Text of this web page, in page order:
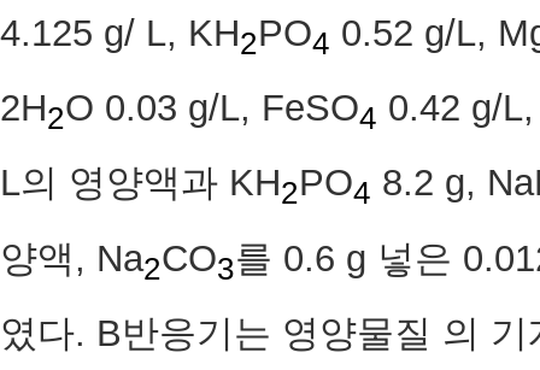
4.125 g/ L, KH2PO4 0.52 g/L,
2H2O 0.03 g/L, FeSO4 0.42 g/
L의 영양액과 KH2PO4 8.2 g,
양액, Na2CO3를 0.6 g 넣은
였다. B반응기는 영양물질 의